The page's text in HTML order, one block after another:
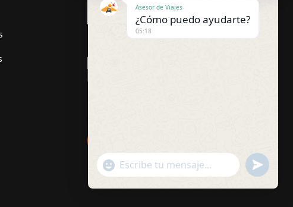
Asesor de Viajes
¿Cómo puedo ayudarte?
05:18
"+chaty_settings.lang.emoji_picker+"
WhatsApp
Message
undefined